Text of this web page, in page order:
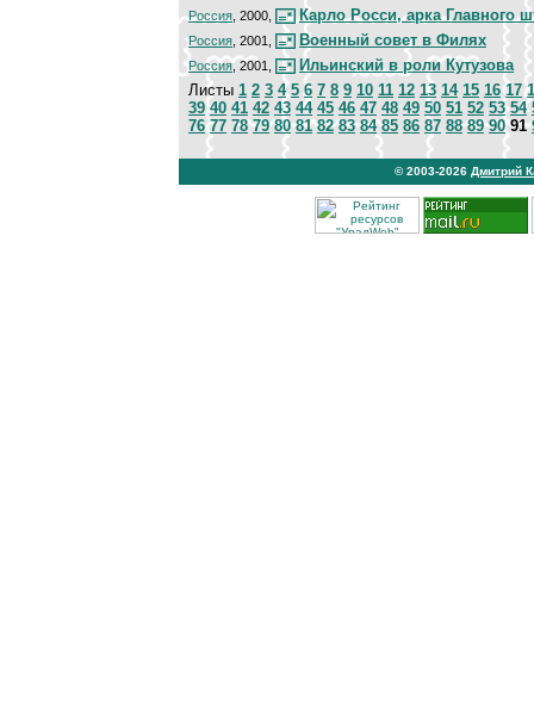
Россия , 2000, Карло Росси, арка Главного
Россия , 2001, Военный совет в Филях
Россия, 2001,
Ильинский в роли Кутузова
Листы 1 2 3 4 5 6 7 8 9 10 11 12 13 14 15 16 17
39 40 41 42 43 44 45 46 47 48 49 50 51 52 53 54
76 77 78 79 80 81 82 83 84 85 86 87 88 89 90 91
© 2003-2026 Дмитрий